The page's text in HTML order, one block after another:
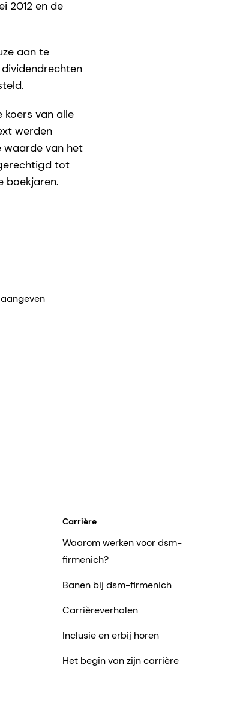
2012 en de
aan te
van alle
werden
waarde van het
tot
boekjaren.
Carrière
Waarom werken voor dsm-
firmenich?
Banen bij dsm-firmenich
Carrièreverhalen
Inclusie en erbij horen
Het begin van zijn carrière